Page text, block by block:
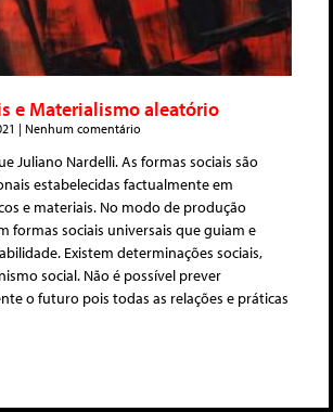
e Materialismo aleatório
Nenhum comentário
Juliano Nardelli. As formas sociais são
estabelecidas factualmente em
e materiais. No modo de produção
formas sociais universais que guiam e
Existem determinações sociais,
social. Não é possível prever
o futuro pois todas as relações e práticas